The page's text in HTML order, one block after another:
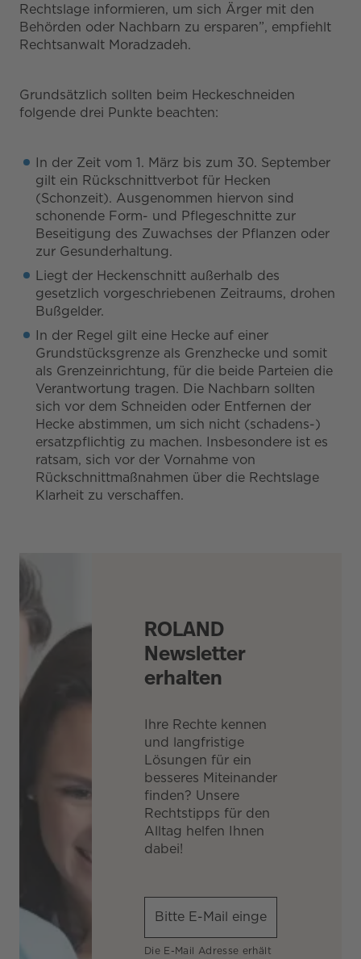
Rechtslage informieren, um sich Ärger mit den
Behörden oder Nachbarn zu ersparen”, empfiehlt
Rechtsanwalt Moradzadeh.
Grundsätzlich sollten beim Heckeschneiden
folgende drei Punkte beachten:
In der Zeit vom 1. März bis zum 30. September
gilt ein Rückschnittverbot für Hecken
(Schonzeit). Ausgenommen hiervon sind
schonende Form- und Pflegeschnitte zur
Beseitigung des Zuwachses der Pflanzen oder
zur Gesunderhaltung.
Liegt der Heckenschnitt außerhalb des
gesetzlich vorgeschriebenen Zeitraums, drohen
Bußgelder.
In der Regel gilt eine Hecke auf einer
Grundstücksgrenze als Grenzhecke und somit
als Grenzeinrichtung, für die beide Parteien die
Verantwortung tragen. Die Nachbarn sollten
sich vor dem Schneiden oder Entfernen der
Hecke abstimmen, um sich nicht (schadens-)
ersatzpflichtig zu machen. Insbesondere ist es
ratsam, sich vor der Vornahme von
Rückschnittmaßnahmen über die Rechtslage
Klarheit zu verschaffen.
ROLAND
Newsletter
erhalten
Ihre Rechte kennen
und langfristige
Lösungen für ein
besseres Miteinander
finden? Unsere
Rechtstipps für den
Alltag helfen Ihnen
dabei!
Die E-Mail Adresse erhält